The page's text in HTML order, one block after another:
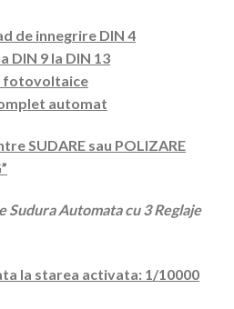
de innegrire DIN 4
DIN 9 la DIN 13
fotovoltaice
automat
SUDARE sau POLIZARE
Sudura Automata cu 3 Reglaje
la starea activata: 1/10000